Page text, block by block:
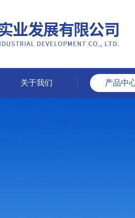
关于我们 产品中